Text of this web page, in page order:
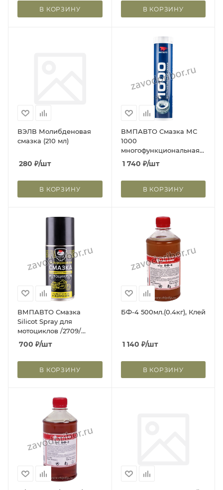
В КОРЗИНУ В КОРЗИНУ
ВЭЛВ Молибденовая
смазка (210 мл)
280 ₽/шт
В КОРЗИНУ
ВМПАВТО Смазка МС
1000
многофункциональная
/1105/ (400 гр.)
Картридж
1 740 ₽/шт
В КОРЗИНУ
ВМПАВТО Смазка
Silicot Spray для
мотоциклов /2709/
150мл флакон аэрозоль
700 ₽/шт
В КОРЗИНУ
БФ-4 500мл.(0.4кг), Клей
1 140 ₽/шт
В КОРЗИНУ